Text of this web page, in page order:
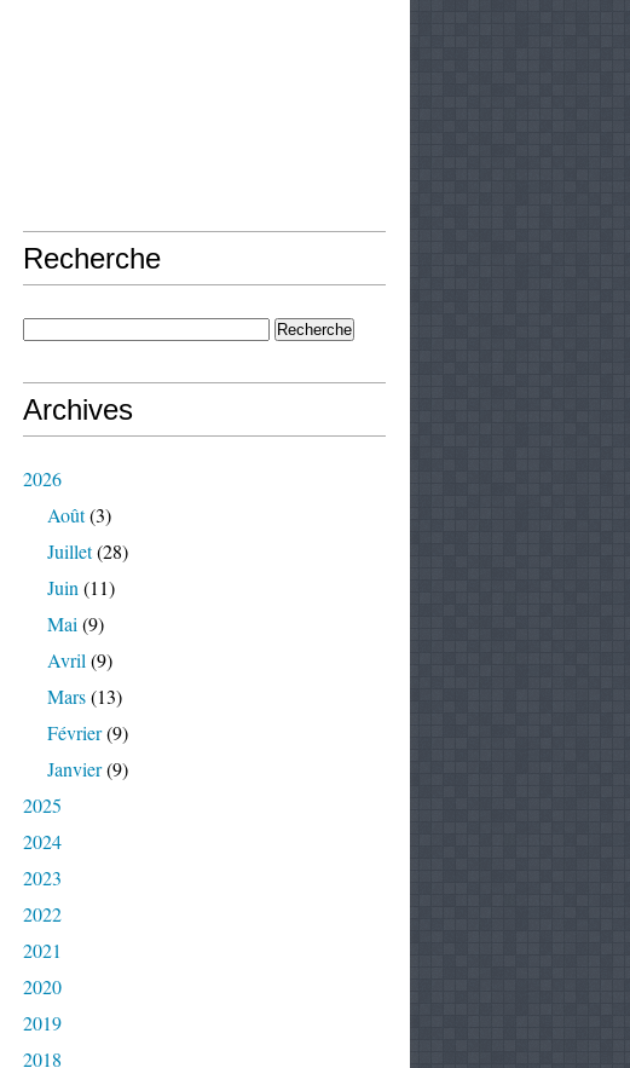
Recherche
Archives
2026
Août(3)
Juillet(28)
Juin (11)
Mai (9)
Avril (9)
Mars(13)
Février(9)
Janvier(9)
2025
2024
2023
2022
2021
2020
2019
2018